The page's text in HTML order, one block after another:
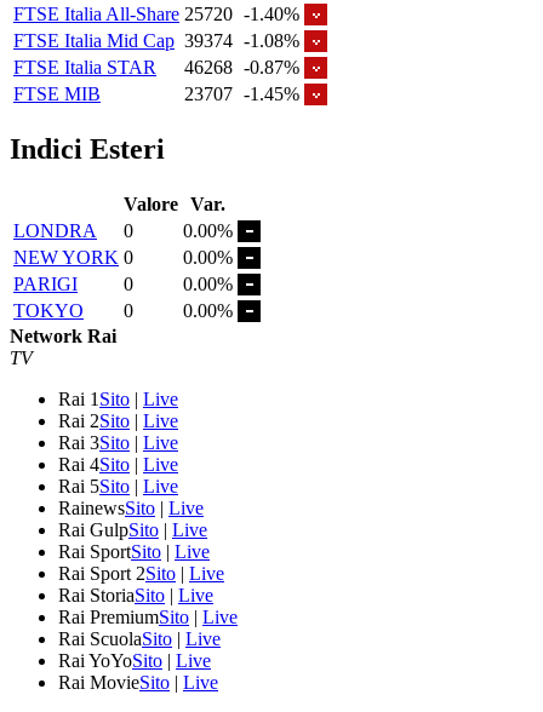
FTSE Italia All-Share 25720 -1.40%
FTSE Italia Mid Cap 39374 -1.08%
FTSE Italia STAR
46268 -0.87%
FTSE MIB
23707 -1.45%
Indici Esteri
Valore Var.
LONDRA
0
0.00%
NEW YORK 0
0.00%
PARIGI
0
0.00%
TOKYO
0
0.00%
Network Rai
TV
Rai 1 Sito | Live
Rai 2Sito | Live
Rai 3Sito | Live
Rai 4Sito | Live
Rai 5Sito | Live
RainewsSito | Live
Rai GulpSito | Live
Rai SportSito | Live
Rai Sport 2Sito | Live
Rai StoriaSito | Live
Rai PremiumSito | Live
Rai ScuolaSito | Live
Rai YoYoSito | Live
Rai MovieSito | Live